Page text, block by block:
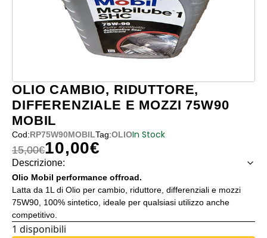
OLIO CAMBIO, RIDUTTORE,
DIFFERENZIALE E MOZZI 75W90
MOBIL
Cod:RP75W90MOBILTag:OLIOIn Stock
15,00€
Il prezzo originale era: 15,00€.
10,00€
Il prezzo attuale è: 10,00€.
Descrizione:
Olio Mobil performance offroad.
Latta da 1L di Olio per cambio, riduttore, differenziali e mozzi
75W90, 100% sintetico, ideale per qualsiasi utilizzo anche
competitivo.
1 disponibili